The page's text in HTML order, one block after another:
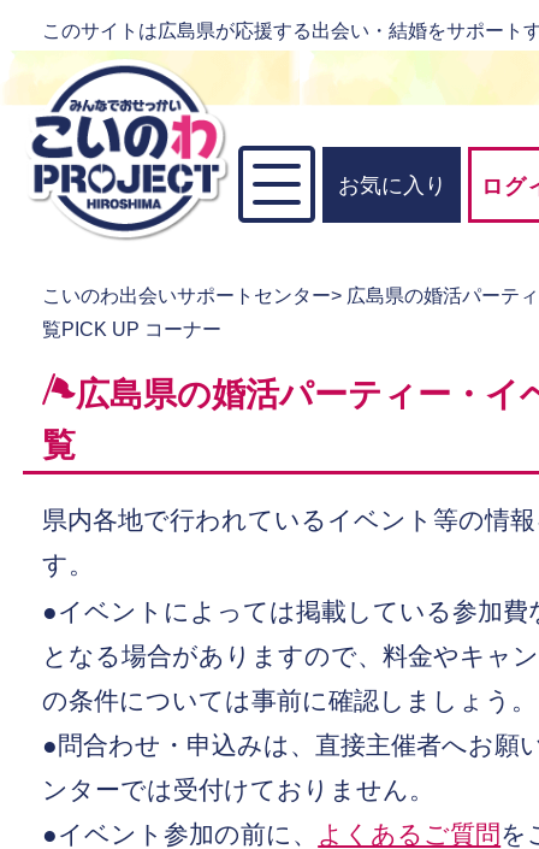
このサイトは広島県が応援する出会い・結婚をサポート
お気に入り ログ
こいのわ出会いサポートセンター> 広島県の婚活パーテ
覧PICK UP コーナー
広島県の婚活パーティー・イ
覧
県内各地で行われているイベント等の情
す。
●イベントによっては掲載している参加費
となる場合がありますので、料金やキャ
の条件については事前に確認しましょう。
●問合わせ・申込みは、直接主催者へお願
ンターでは受付けておりません。
●イベント参加の前に、
よくあるご質問を